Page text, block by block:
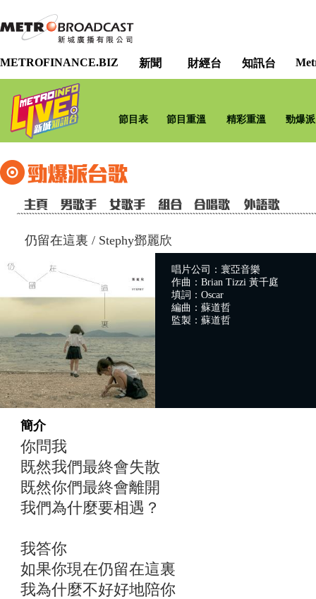
METROFINANCE.BIZ 新聞 財經台 知訊台
節目表 節目重溫 精彩重溫 勁爆
仍留在這裏 / Stephy鄧麗欣
唱片公司：寰亞音樂
作曲：Brian Tizzi 黃千庭
填詞：Oscar
編曲：蘇道哲
監製：蘇道哲
簡介
你問我
既然我們最終會失散
既然你們最終會離開
我們為什麼要相遇？
我答你
如果你現在仍留在這裏
我為什麼不好好地陪你